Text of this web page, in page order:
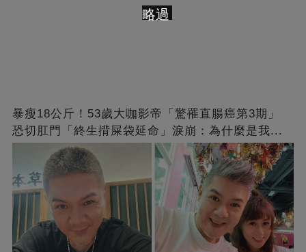
暴瘦18公斤！53歲大咖影帝「驚罹直腸癌第3期」
恐切肛門「終生揹屎袋延命」淚崩：為什麼是我...
略過